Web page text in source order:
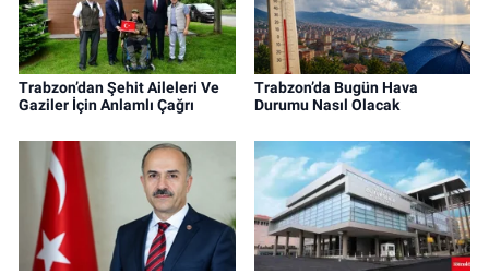
Trabzon’dan Şehit Aileleri Ve
Gaziler İçin Anlamlı Çağrı
Trabzon’da Bugün Hava
Durumu Nasıl Olacak